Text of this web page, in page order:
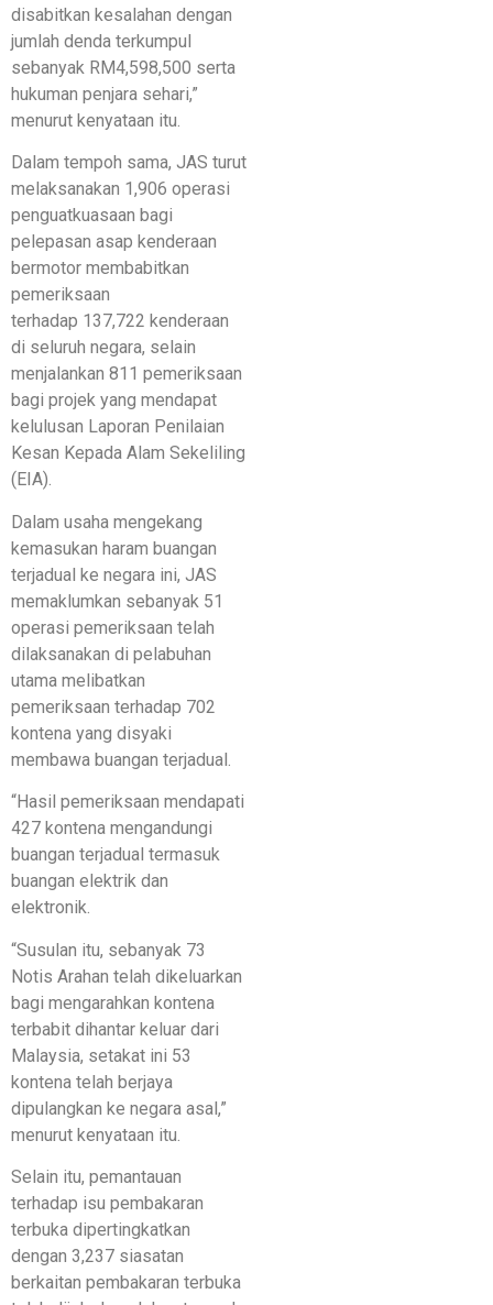
disabitkan kesalahan dengan
jumlah denda terkumpul
sebanyak RM4,598,500 serta
hukuman penjara sehari,”
menurut kenyataan itu.
Dalam tempoh sama, JAS turut
melaksanakan 1,906 operasi
penguatkuasaan bagi
pelepasan asap kenderaan
bermotor membabitkan
pemeriksaan
terhadap 137,722 kenderaan
di seluruh negara, selain
menjalankan 811 pemeriksaan
bagi projek yang mendapat
kelulusan Laporan Penilaian
Kesan Kepada Alam Sekeliling
(EIA).
Dalam usaha mengekang
kemasukan haram buangan
terjadual ke negara ini, JAS
memaklumkan sebanyak 51
operasi pemeriksaan telah
dilaksanakan di pelabuhan
utama melibatkan
pemeriksaan terhadap 702
kontena yang disyaki
membawa buangan terjadual.
“Hasil pemeriksaan mendapati
427 kontena mengandungi
buangan terjadual termasuk
buangan elektrik dan
elektronik.
“Susulan itu, sebanyak 73
Notis Arahan telah dikeluarkan
bagi mengarahkan kontena
terbabit dihantar keluar dari
Malaysia, setakat ini 53
kontena telah berjaya
dipulangkan ke negara asal,”
menurut kenyataan itu.
Selain itu, pemantauan
terhadap isu pembakaran
terbuka dipertingkatkan
dengan 3,237 siasatan
berkaitan pembakaran terbuka